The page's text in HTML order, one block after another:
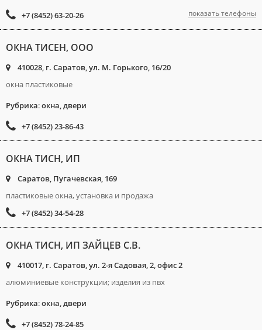
+7 (8452) 63-20-26
показать телефоны
ОКНА ТИСЕН, ООО
410028, г. Саратов, ул. М. Горького, 16/20
окна пластиковые
Рубрика:окна, двери
+7 (8452) 23-86-43
ОКНА ТИСН, ИП
Саратов, Пугачевская, 169
пластиковые окна, установка и продажа
+7 (8452) 34-54-28
ОКНА ТИСН, ИП ЗАЙЦЕВ С.В.
410017, г. Саратов, ул. 2-я Садовая, 2, офис 2
алюминиевые конструкции; изделия из пвх
Рубрика:окна, двери
+7 (8452) 78-24-85